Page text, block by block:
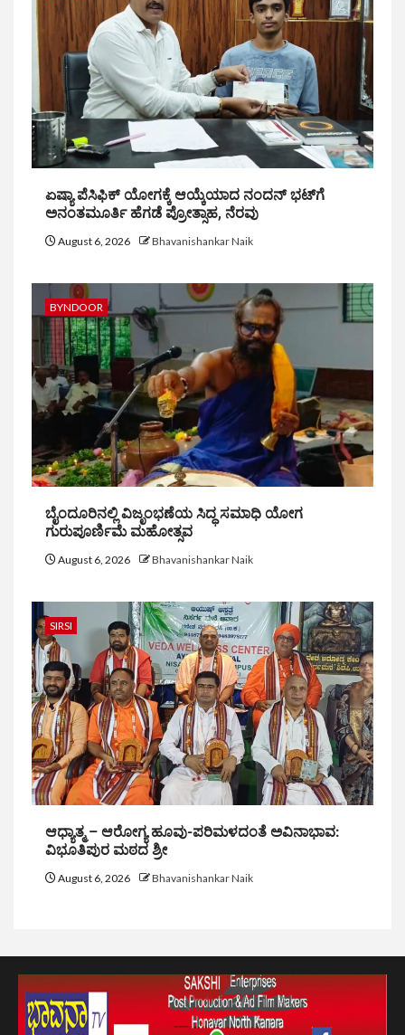
ಏಷ್ಯಾ ಪೆಸಿಫಿಕ್ ಯೋಗಕ್ಕೆ ಆಯ್ಕೆಯಾದ ನಂದನ್ ಭಟ್‌ಗೆ
ಅನಂತಮೂರ್ತಿ ಹೆಗಡೆ ಪ್ರೋತ್ಸಾಹ, ನೆರವು
August 6, 2026 Bhavanishankar Naik
BYNDOOR
ಬೈಂದೂರಿನಲ್ಲಿ ವಿಜೃಂಭಣೆಯ ಸಿದ್ಧ ಸಮಾಧಿ ಯೋಗ
ಗುರುಪೂರ್ಣಿಮೆ ಮಹೋತ್ಸವ
August 6, 2026 Bhavanishankar Naik
SIRSI
ಆಧ್ಯಾತ್ಮ – ಆರೋಗ್ಯ ಹೂವು-ಪರಿಮಳದಂತೆ ಅವಿನಾಭಾವ:
ವಿಭೂತಿಪುರ ಮಠದ ಶ್ರೀ
August 6, 2026 Bhavanishankar Naik